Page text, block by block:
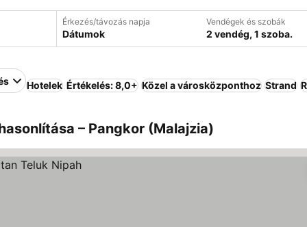
Érkezés/távozás napja
Dátumok
Vendégek és szobák
2 vendég, 1 szoba.
Hotelek Értékelés: 8,0+ Közel a városközponthoz Strand
– Pangkor (Malajzia)